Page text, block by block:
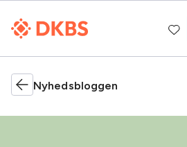
Nyhedsbloggen